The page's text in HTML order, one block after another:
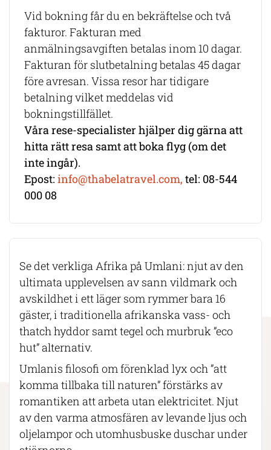
Vid bokning får du en bekräftelse och två
fakturor. Fakturan med
anmälningsavgiften betalas inom 10 dagar.
Fakturan för slutbetalning betalas 45 dagar
före avresan. Vissa resor har tidigare
betalning vilket meddelas vid
bokningstillfället.
Våra rese-specialister hjälper dig gärna att
hitta rätt resa samt att boka flyg (om det
inte ingår).
Epost: info@thabelatravel.com, tel: 08-544
000 08
Se det verkliga Afrika på Umlani: njut av den
ultimata upplevelsen av sann vildmark och
avskildhet i ett läger som rymmer bara 16
gäster, i traditionella afrikanska vass- och
thatch hyddor samt tegel och murbruk ”eco
hut” alternativ.
Umlanis filosofi om förenklad lyx och ”att
komma tillbaka till naturen” förstärks av
romantiken att arbeta utan elektricitet. Njut
av den varma atmosfären av levande ljus och
oljelampor och utomhusbuske duschar under